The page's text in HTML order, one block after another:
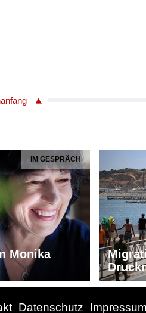
IM GESPRÄCH
Monika
Datenschutz